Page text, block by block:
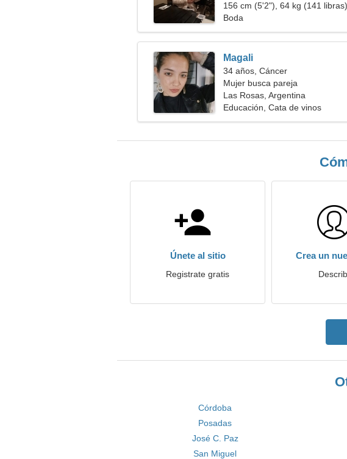
156 cm (5'2"), 64 kg (141 libras)
Boda
Magali
34 años, Cáncer
Mujer busca pareja
Las Rosas, Argentina
Educación, Cata de vinos
Únete al sitio
Registrate gratis
Crea un
Córdoba
Posadas
José C. Paz
San Miguel